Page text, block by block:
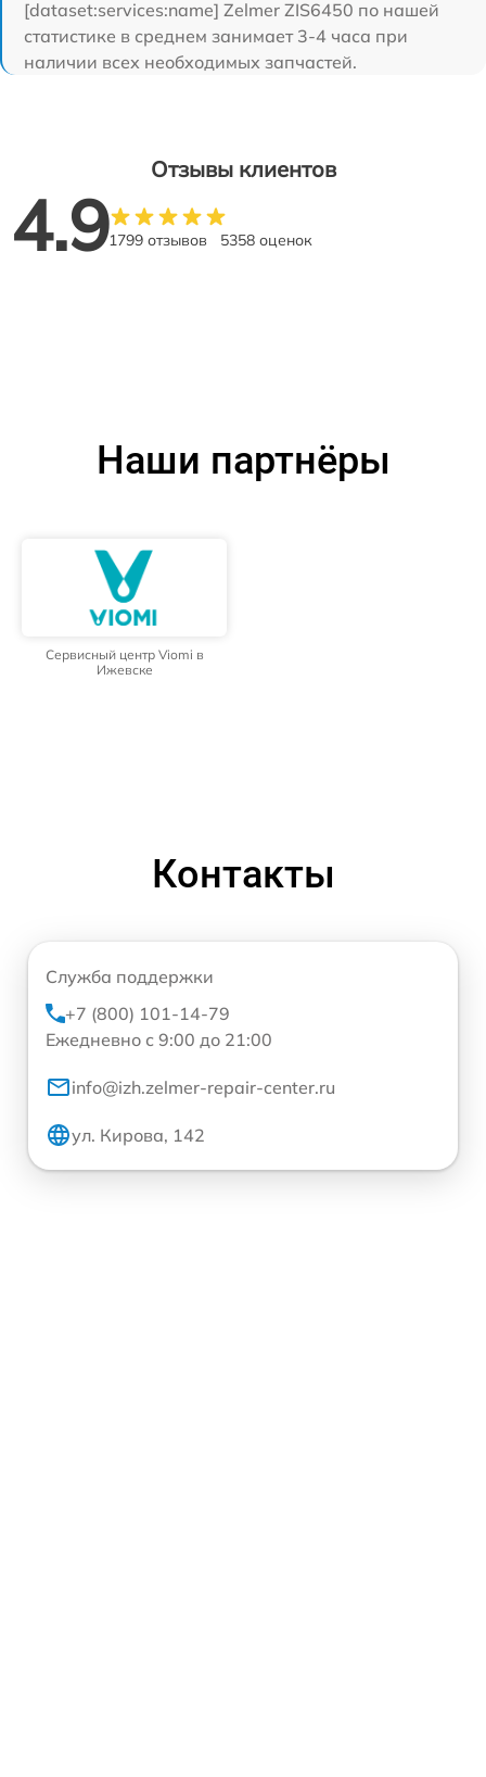
[dataset:services:name] Zelmer ZIS6450 по нашей
статистике в среднем занимает 3-4 часа при
наличии всех необходимых запчастей.
Отзывы клиентов
4.91799 отзывов 5358 оценок
Наши партнёры
Сервисный центр Viomi в
Ижевске
Контакты
Служба поддержки
+7 (800) 101-14-79
Ежедневно с 9:00 до 21:00
info@izh.zelmer-repair-center.ru
ул. Кирова, 142